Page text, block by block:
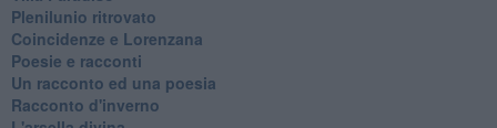
Plenilunio ritrovato
Coincidenze e Lorenzana
Poesie e racconti
Un racconto ed una poesia
Racconto d'inverno